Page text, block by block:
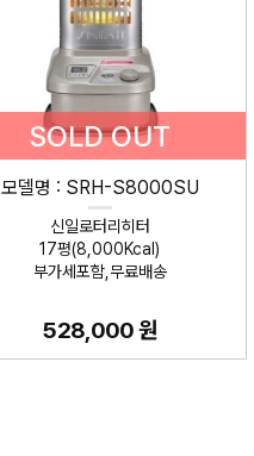
SOLD OUT
모델명 : SRH-S8000SU
신일로터리히터
17평(8,000Kcal)
부가세포함,무료배송
528,000 원